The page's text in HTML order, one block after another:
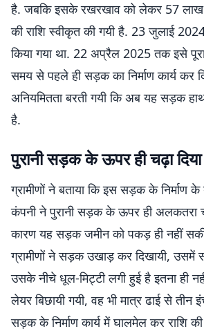
है. जबकि इसके रखरखाव को लेकर 57
की राशि स्वीकृत की गयी है. 23 जुलाई
किया गया था. 22 अप्रैल 2025 तक इसे
समय से पहले ही सड़क का निर्माण कार्य कर
अनियमितता बरती गयी कि अब यह सड़क
है.
पुरानी सड़क के ऊपर ही चढ़ा
ग्रामीणों ने बताया कि इस सड़क के निर्माण
कंपनी ने पुरानी सड़क के ऊपर ही अलकतरा
कारण यह सड़क जमीन को पकड़ ही नहीं
ग्रामीणों ने सड़क उखाड़ कर दिखायी, उसमें
उसके नीचे धूल-मिट्टी लगी हुई है इतना ही
लेयर बिछायी गयी, वह भी मात्र ढाई से तीन
सड़क के निर्माण कार्य में घालमेल कर राशि